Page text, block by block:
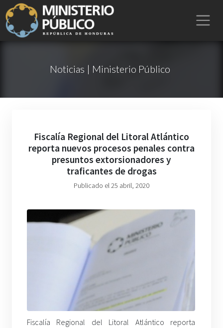
Noticias | Ministerio Público
Fiscalía Regional del Litoral Atlántico
reporta nuevos procesos penales contra
presuntos extorsionadores y
traficantes de drogas
Publicado el 25 abril, 2020
Fiscalía Regional del Litoral Atlántico reporta